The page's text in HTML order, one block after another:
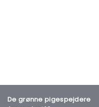
De grønne pigespejdere